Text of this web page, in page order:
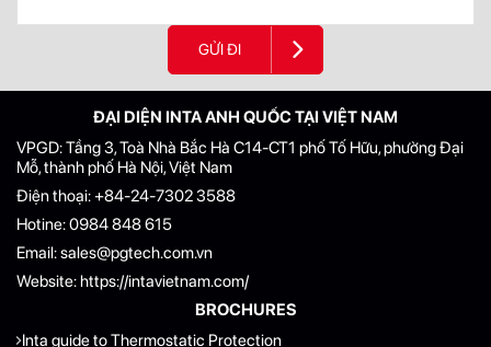
GỬI ĐI
ĐẠI DIỆN INTA ANH QUỐC TẠI VIỆT NAM
VPGD: Tầng 3, Toà Nhà Bắc Hà C14-CT1 phố Tố Hữu, phường Đại
Mỗ, thành phố Hà Nội, Việt Nam
Điện thoại:+84-24-7302 3588
Hotine:0984 848 615
Email:sales@pgtech.com.vn
Website:https://intavietnam.com/
BROCHURES
Inta guide to Thermostatic Protection